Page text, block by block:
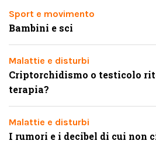
Sport e movimento
Bambini e sci
Malattie e disturbi
Criptorchidismo o testicolo
terapia?
Malattie e disturbi
I rumori e i decibel di cui non